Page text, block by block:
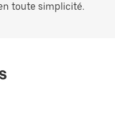
toute simplicité.